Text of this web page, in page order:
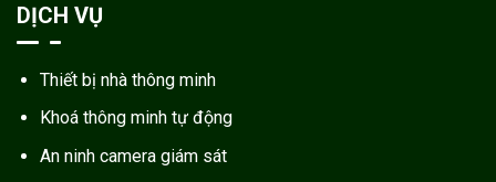
DỊCH VỤ
Thiết bị nhà thông minh
Khoá thông minh tự động
An ninh camera giám sát